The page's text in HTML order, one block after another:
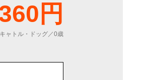
円
ャトル・ドッグ／0歳